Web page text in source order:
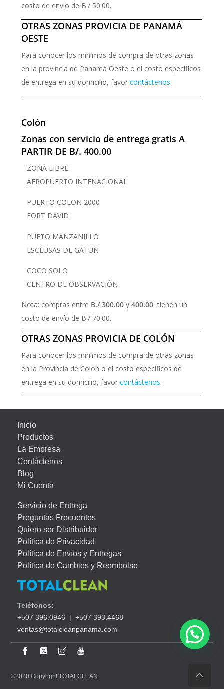
costo de envío de B./ 50.00.
OTRAS ZONAS PROVICIA DE PANAMÁ
OESTE
Para conocer los mínimos de compra de otras zonas
en la provincia de Panamá Oeste o el costo específicos
de entrega en su domicilio, favor contáctenos.
Colón
Zonas con servicio de entrega gratis A
PARTIR DE B/. 400.00
ZONA LIBRE
AEROPUERTO INTENACIONAL
PUERTO COLON 2000
FORT DAVID
PUETO MANZANILLO
ESCLUSAS DE GATUN
COCO SOLO
CENTRO DE OBSERVACIÓN
Nota: compras entre B./ 300.00 y 400.00 tienen un
costo de envío de B./ 70.00.
OTRAS ZONAS PROVICIA DE COLÓN
Para conocer los mínimos de compra de otras zonas
en la Provincia de Colón o el costo específicos de
entrega en su domicilio, favor contáctenos.
Inicio
Productos
La Empresa
Contáctenos
Blog
Mi Cuenta
Servicio de Entrega
Preguntas Frecuentes
Quiero ser Distribuidor
Política de Privacidad
Política de Envíos y Entregas
Política de Cambios y Reembolso
Teléfonos:
+507 396.0946 |+507 393.4468
ventas@totalcleanpanama.com
©2020 Copyright TOTALCLEAN